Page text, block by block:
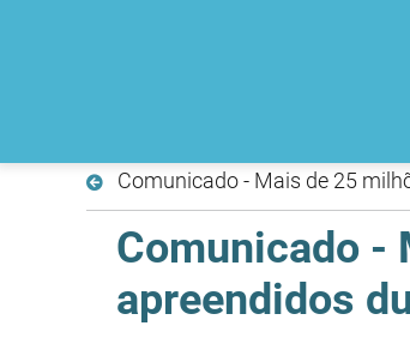
Comunicado - Mais de 25
Comunicado -
apreendidos